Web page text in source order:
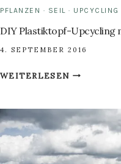
PFLANZEN · SEIL · UPCYCLING
DIY Plastiktopf-Upcycling
4. SEPTEMBER 2016
WEITERLESENDIY
MIT
SISAL